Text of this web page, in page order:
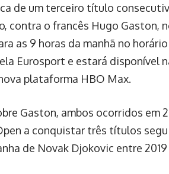
de um terceiro título
contra o francês Hugo Gaston,
as 9 horas da manhã no
Eurosport e estará disponível
plataforma HBO Max.
Gaston, ambos ocorridos em
a conquistar três títulos
de Novak Djokovic entre 2019